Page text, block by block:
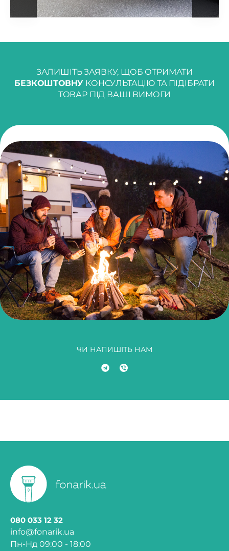
ЗАЛИШІТЬ ЗАЯВКУ, ЩОБ ОТРИМАТИ
БЕЗКОШТОВНУ КОНСУЛЬТАЦІЮ ТА ПІДІБРАТИ
ТОВАР ПІД ВАШІ ВИМОГИ
ЧИ НАПИШІТЬ НАМ
080 033 12 32
info@fonarik.ua
Пн-Нд 09:00 - 18:00